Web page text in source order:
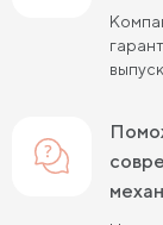
Кровати цвета
Кровати
Кровати
Поможем подобрать Кровати в